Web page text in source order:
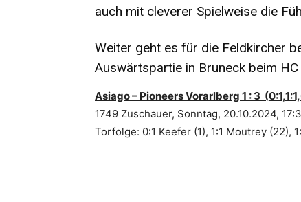
auch mit cleverer Spielweise die
Weiter geht es für die Feldkircher
Auswärtspartie in Bruneck beim
Asiago – Pioneers Vorarlberg 1 : 3
1749 Zuschauer, Sonntag, 20.10.2024,
Torfolge: 0:1 Keefer (1), 1:1 Moutrey (22),